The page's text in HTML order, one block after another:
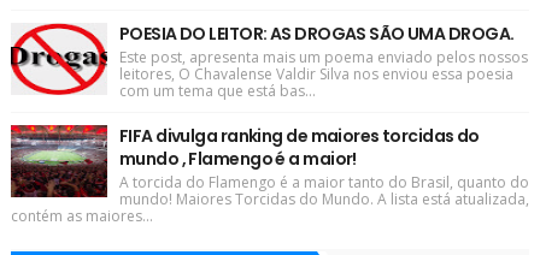
POESIA DO LEITOR: AS DROGAS SÃO UMA DROGA.
Este post, apresenta mais um poema enviado pelos nossos
leitores, O Chavalense Valdir Silva nos enviou essa poesia
com um tema que está bas...
FIFA divulga ranking de maiores torcidas do
mundo , Flamengo é a maior!
A torcida do Flamengo é a maior tanto do Brasil, quanto do
mundo! Maiores Torcidas do Mundo. A lista está atualizada,
contém as maiores...